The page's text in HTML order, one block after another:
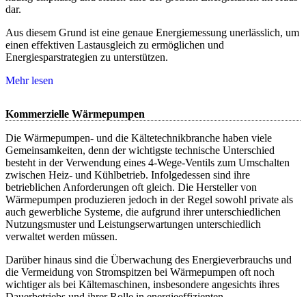
dar.
Aus diesem Grund ist eine genaue Energiemessung unerlässlich, um
einen effektiven Lastausgleich zu ermöglichen und
Energiesparstrategien zu unterstützen.
Mehr lesen
Kommerzielle Wärmepumpen
Die Wärmepumpen- und die Kältetechnikbranche haben viele
Gemeinsamkeiten, denn der wichtigste technische Unterschied
besteht in der Verwendung eines 4-Wege-Ventils zum Umschalten
zwischen Heiz- und Kühlbetrieb. Infolgedessen sind ihre
betrieblichen Anforderungen oft gleich. Die Hersteller von
Wärmepumpen produzieren jedoch in der Regel sowohl private als
auch gewerbliche Systeme, die aufgrund ihrer unterschiedlichen
Nutzungsmuster und Leistungserwartungen unterschiedlich
verwaltet werden müssen.
Darüber hinaus sind die Überwachung des Energieverbrauchs und
die Vermeidung von Stromspitzen bei Wärmepumpen oft noch
wichtiger als bei Kältemaschinen, insbesondere angesichts ihres